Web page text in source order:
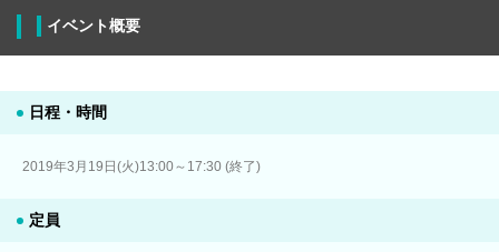
イベント概要
日程・時間
2019年3月19日(火)13:00～17:30 (終了)
定員